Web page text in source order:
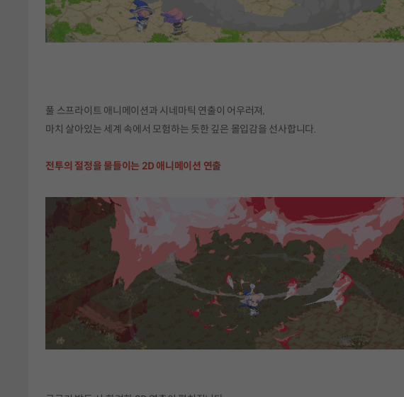
풀 스프라이트 애니메이션과 시네마틱 연출이 어우러져,
마치 살아있는 세계 속에서 모험하는 듯한 깊은 몰입감을 선사합니다.
전투의 절정을 물들이는 2D 애니메이션 연출